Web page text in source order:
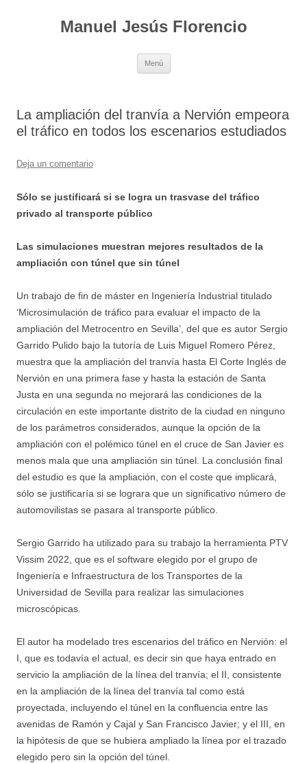
Manuel Jesús Florencio
Menú
La ampliación del tranvía a Nervión empeora
el tráfico en todos los escenarios estudiados
Deja un comentario
Sólo se justificará si se logra un trasvase del tráfico
privado al transporte público
Las simulaciones muestran mejores resultados de la
ampliación con túnel que sin túnel
Un trabajo de fin de máster en Ingeniería Industrial titulado
‘Microsimulación de tráfico para evaluar el impacto de la
ampliación del Metrocentro en Sevilla’, del que es autor Sergio
Garrido Pulido bajo la tutoría de Luis Miguel Romero Pérez,
muestra que la ampliación del tranvía hasta El Corte Inglés de
Nervión en una primera fase y hasta la estación de Santa
Justa en una segunda no mejorará las condiciones de la
circulación en este importante distrito de la ciudad en ninguno
de los parámetros considerados, aunque la opción de la
ampliación con el polémico túnel en el cruce de San Javier es
menos mala que una ampliación sin túnel. La conclusión final
del estudio es que la ampliación, con el coste que implicará,
sólo se justificaría si se lograra que un significativo número de
automovilistas se pasara al transporte público.
Sergio Garrido ha utilizado para su trabajo la herramienta PTV
Vissim 2022, que es el software elegido por el grupo de
Ingeniería e Infraestructura de los Transportes de la
Universidad de Sevilla para realizar las simulaciones
microscópicas.
El autor ha modelado tres escenarios del tráfico en Nervión: el
I, que es todavía el actual, es decir sin que haya entrado en
servicio la ampliación de la línea del tranvía; el II, consistente
en la ampliación de la línea del tranvía tal como está
proyectada, incluyendo el túnel en la confluencia entre las
avenidas de Ramón y Cajal y San Francisco Javier; y el III, en
la hipótesis de que se hubiera ampliado la línea por el trazado
elegido pero sin la opción del túnel.